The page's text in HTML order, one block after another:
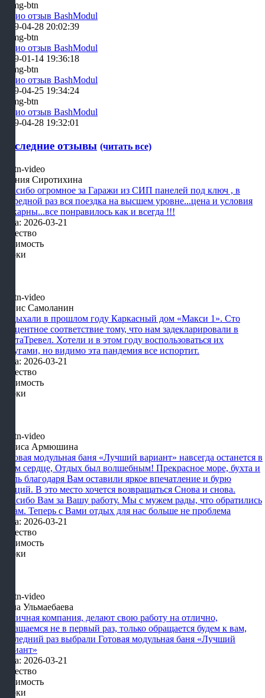
Аудио отзыв BashModul
2019-04-28 20:02:39
Аудио отзыв BashModul
2019-01-14 19:36:18
Аудио отзыв BashModul
2019-04-25 19:34:24
Аудио отзыв BashModul
2019-04-28 19:32:01
Последние отзывы (читать все)
Ксения Сиротихина
Спасибо огромное за Гаражи из СИП панелей под ключ , в
очередной раз вся поездка на высшем уровне...цена и условия
шикарны...все понравилось как и всегда !!!
Дата: 2026-03-21
Качество
Стоимость
Сроки
Денис Самоланин
Отдыхали в прошлом году Каркасный дом «Макси 1». Сто
процентное соответствие тому, что нам задекларировали в
КартаТревел. Хотели и в этом году воспользоваться их
услугами, но видимо эта пандемия все испортит.
Дата: 2026-03-21
Качество
Стоимость
Сроки
Лариса Армюшина
Готовая модульная баня «Лучший вариант» навсегда останется в
моем сердце, Отдых был волшебным! Прекрасное море, бухта и
отель благодаря Вам оставили яркое впечатление и бурю
эмоций. В это место хочется возвращаться Снова и снова.
Спасибо Вам за Вашу работу. Мы с мужем рады, что обратились
к Вам. Теперь с Вами отдых для нас больше не проблема
Дата: 2026-03-21
Качество
Стоимость
Сроки
Алла Ульмаебаева
Отличная компания, делают свою работу на отлично,
обращаемся не в первый раз, только обращается будем к вам,
последний раз выбрали Готовая модульная баня «Лучший
вариант»
Дата: 2026-03-21
Качество
Стоимость
Сроки